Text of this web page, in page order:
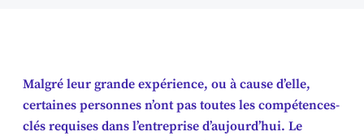
Malgré leur grande expérience, ou à cause d’elle,
certaines personnes n’ont pas toutes les compétences-
clés requises dans l’entreprise d’aujourd’hui. Le